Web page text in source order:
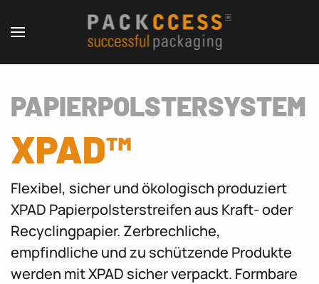
PAPIER­POLSTER­SYSTEM
XPAD™
Flexibel, sicher und ökologisch produziert
XPAD Papierpolsterstreifen aus Kraft- oder
Recyclingpapier. Zerbrechliche,
empfindliche und zu schützende Produkte
werden mit XPAD sicher verpackt. Formbare